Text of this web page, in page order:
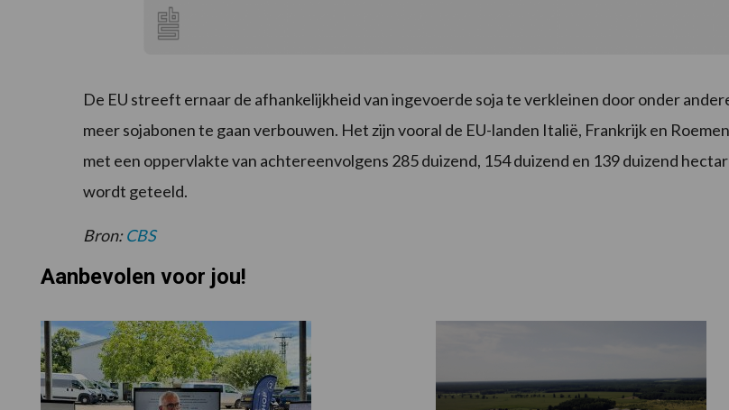
De EU streeft ernaar de afhankelijkheid van ingevoerde soja te verkleinen door onder
meer sojabonen te gaan verbouwen. Het zijn vooral de EU-landen Italië, Frankrijk en
met een oppervlakte van achtereenvolgens 285 duizend, 154 duizend en 139 duizend
wordt geteeld.
Bron:CBS
Aanbevolen voor jou!